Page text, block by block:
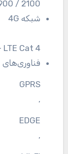
/ 2100
شبکه 4G
Cat 4
فناوری‌های
GPRS
,
EDGE
,